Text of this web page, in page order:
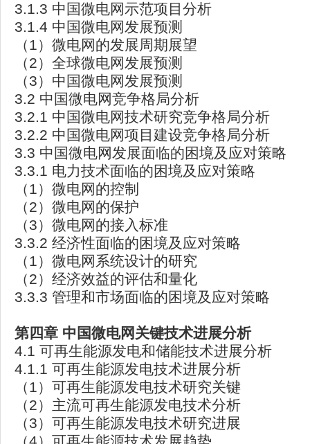
3.1.3 中国微电网示范项目分析
3.1.4 中国微电网发展预测
（1）微电网的发展周期展望
（2）全球微电网发展预测
（3）中国微电网发展预测
3.2 中国微电网竞争格局分析
3.2.1 中国微电网技术研究竞争格局分析
3.2.2 中国微电网项目建设竞争格局分析
3.3 中国微电网发展面临的困境及应对策略
3.3.1 电力技术面临的困境及应对策略
（1）微电网的控制
（2）微电网的保护
（3）微电网的接入标准
3.3.2 经济性面临的困境及应对策略
（1）微电网系统设计的研究
（2）经济效益的评估和量化
3.3.3 管理和市场面临的困境及应对策略
第四章 中国微电网关键技术进展分析
4.1 可再生能源发电和储能技术进展分析
4.1.1 可再生能源发电技术进展分析
（1）可再生能源发电技术研究关键
（2）主流可再生能源发电技术分析
（3）可再生能源发电技术研究进展